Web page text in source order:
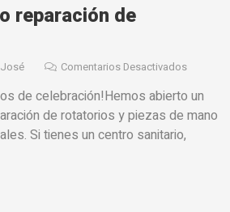
reparación de
José Comentarios Desactivados
de celebración!Hemos abierto un
de rotatorios y piezas de mano
Si tienes un centro sanitario,